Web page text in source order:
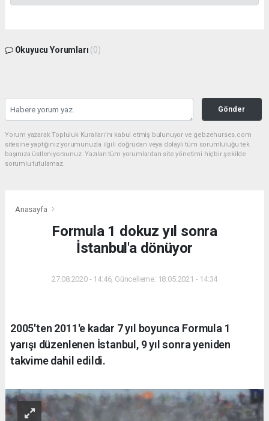
Okuyucu Yorumları (0)
Gönder
Yorum yazarak Topluluk Kuralları’nı kabul etmiş bulunuyor ve gebzehurses.com
sitesine yaptığınız yorumunuzla ilgili doğrudan veya dolaylı tüm sorumluluğu tek
başınıza üstleniyorsunuz. Yazılan tüm yorumlardan site yönetimi hiçbir şekilde
sorumlu tutulamaz.
Anasayfa
Formula 1 dokuz yıl sonra
İstanbul'a dönüyor
27.08.2020 - 14:46, Güncelleme: 18.05.2021 - 14:34
2005'ten 2011'e kadar 7 yıl boyunca Formula 1
yarışı düzenlenen İstanbul, 9 yıl sonra yeniden
takvime dahil edildi.